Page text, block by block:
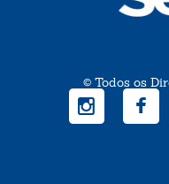
© Todos os